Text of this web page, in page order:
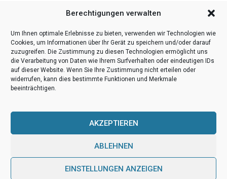
Berechtigungen verwalten
Um Ihnen optimale Erlebnisse zu bieten, verwenden wir Technologien wie
Cookies, um Informationen über Ihr Gerät zu speichern und/oder darauf
zuzugreifen. Die Zustimmung zu diesen Technologien ermöglicht uns
die Verarbeitung von Daten wie Ihrem Surfverhalten oder eindeutigen IDs
auf dieser Website. Wenn Sie Ihre Zustimmung nicht erteilen oder
widerrufen, kann dies bestimmte Funktionen und Merkmale
beeinträchtigen.
AKZEPTIEREN
ABLEHNEN
EINSTELLUNGEN ANZEIGEN
Was ist Legal Tech?
Effizienzsteigerung